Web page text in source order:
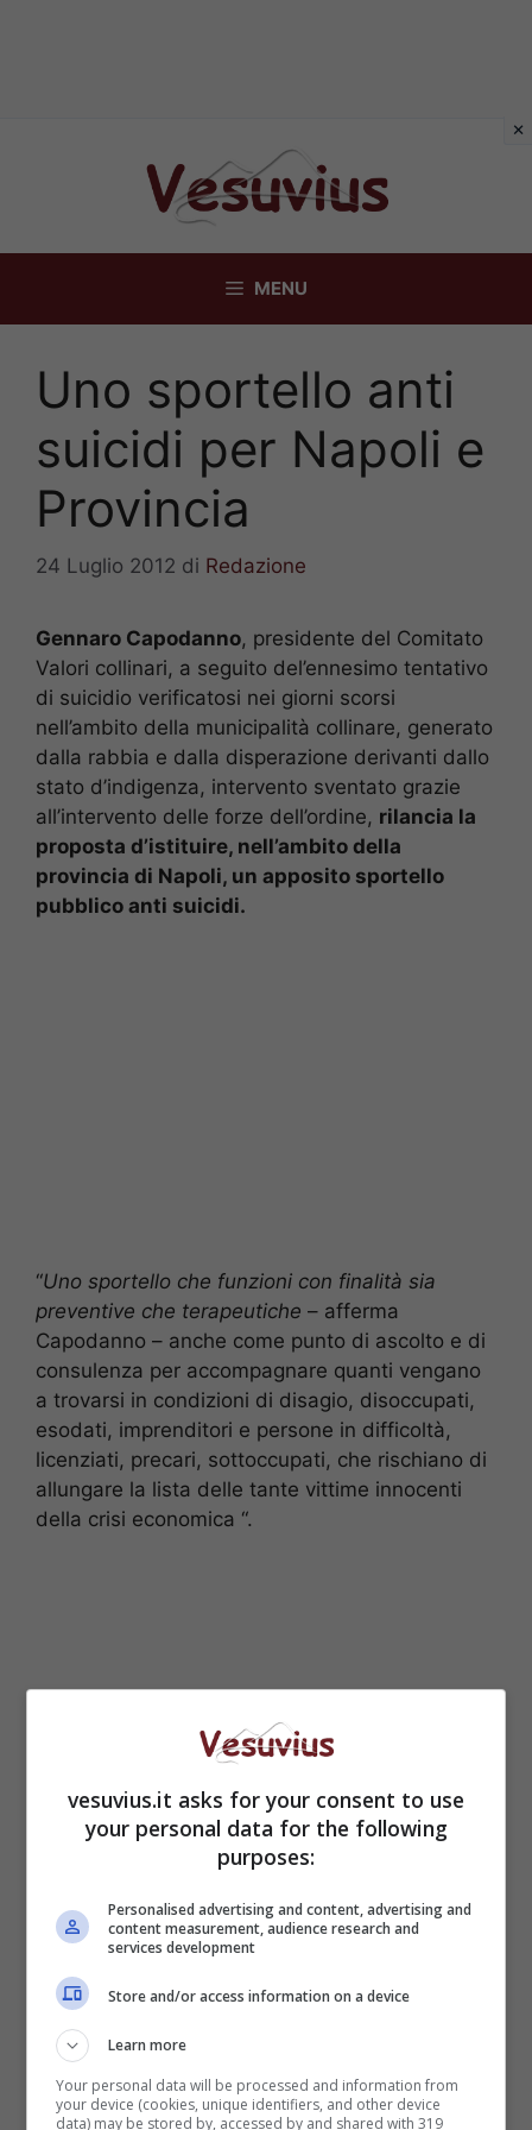
MENU
Uno sportello anti
suicidi per Napoli e
Provincia
24 Luglio 2012 di Redazione
Gennaro Capodanno, presidente del Comitato
Valori collinari, a seguito del’ennesimo tentativo
di suicidio verificatosi nei giorni scorsi
nell’ambito della municipalità collinare, generato
dalla rabbia e dalla disperazione derivanti dallo
stato d’indigenza, intervento sventato grazie
all’intervento delle forze dell’ordine, rilancia la
proposta d’istituire, nell’ambito della
provincia di Napoli, un apposito sportello
pubblico anti suicidi.
“Uno sportello che funzioni con finalità sia
preventive che terapeutiche – afferma
Capodanno – anche come punto di ascolto e di
consulenza per accompagnare quanti vengano
a trovarsi in condizioni di disagio, disoccupati,
esodati, imprenditori e persone in difficoltà,
licenziati, precari, sottoccupati, che rischiano di
allungare la lista delle tante vittime innocenti
della crisi economica “.
essere attrezzato con tutte le professionalità
necessarie, in particolare medici, psicologi,
sociologi, avvocati, che presteranno la loro
opera gratuitamente per chiunque ne abbia
bisogno. Nel contempo bisogna cercare, anche
cause di questo fenomeno che sta subendo
vesuvius.it asks for your consent to use
your personal data for the following
purposes:
Personalised advertising and content, advertising and
content measurement, audience research and
services development
Store and/or access information on a device
Learn more
Your personal data will be processed and information from
your device (cookies, unique identifiers, and other device
data) may be stored by, accessed by and shared with 319